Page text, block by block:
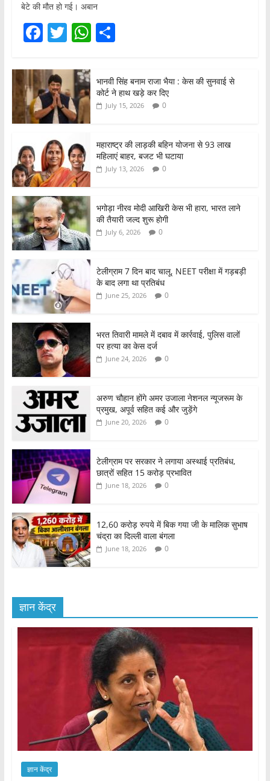
बेटे की मौत हो गई। अबान
F
c
e
b
o
o
k
T
itt
er
W
s
A
p
S
ar
e
भानवी सिंह बनाम राजा भैया : केस की सुनवाई से
कोर्ट ने हाथ खड़े कर दिए
July 15, 2026 0
महाराष्ट्र की लाड़की बहिन योजना से 93 लाख
महिलाएं बाहर, बजट भी घटाया
July 13, 2026 0
भगोड़ा नीरव मोदी आखिरी केस भी हारा, भारत लाने
की तैयारी जल्द शुरू होगी
July 6, 2026 0
टेलीग्राम 7 दिन बाद चालू, NEET परीक्षा में गड़बड़ी
के बाद लगा था प्रतिबंध
June 25, 2026 0
भरत तिवारी मामले में दबाव में कार्रवाई, पुलिस वालों
पर हत्या का केस दर्ज
June 24, 2026 0
अरुण चौहान होंगे अमर उजाला नेशनल न्यूजरूम के
प्रमुख, अपूर्व सहित कई और जुड़ेंगे
June 20, 2026 0
टेलीग्राम पर सरकार ने लगाया अस्थाई प्रतिबंध,
छात्रों सहित 15 करोड़ प्रभावित
June 18, 2026 0
12,60 करोड़ रुपये में बिक गया जी के मालिक सुभाष
चंद्रा का दिल्ली वाला बंगला
June 18, 2026 0
ज्ञान केंद्र
ज्ञान केंद्र